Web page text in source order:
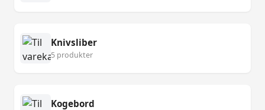
Knivsliber
5 produkter
Kogebord